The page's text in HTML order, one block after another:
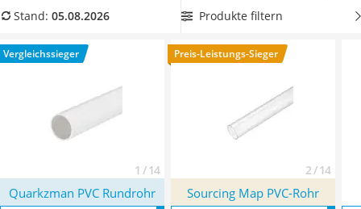
Löschdecke
Winterharte Palmen
Gasdurchlauferhitzer
Wählen Sie jetzt aus unserer Vergleichstabelleein PVC-Rohr
ist. Überzeugt hat uns hier im August 2026 besonders das
ModellQuarkzman PVC Rundrohr* mit seinen Eigenschaften.
Stand: 05.08.2026 Produkte filtern
Vergleichssieger
1 / 14
Preis-Leistungs-Sieger
2 / 14
Quarkzman PVC Rundrohr Sourcing Map PVC-Rohr